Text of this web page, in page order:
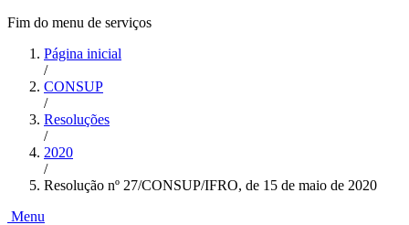
Fim do menu de serviços
Página inicial
/
CONSUP
/
Resoluções
/
2020
/
Resolução nº 27/CONSUP/IFRO, de 15 de maio de 2020
Menu